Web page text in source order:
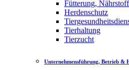
Fütterung,
Herdenschutz
Tierhaltung
Tierzucht
Unternehmensführung, Betrieb &